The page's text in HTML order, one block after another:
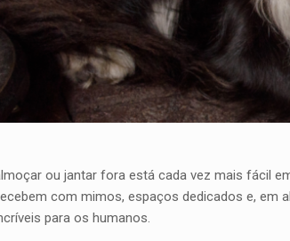
ou jantar fora está cada vez mais fácil
com mimos, espaços dedicados e, em
para os humanos.